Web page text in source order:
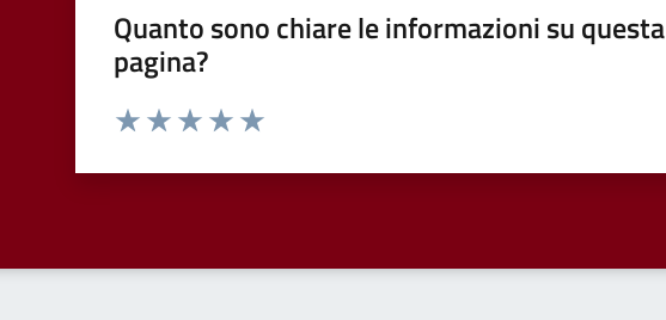
Quanto sono chiare le informazioni su questa
pagina?
Valuta da 1 a 5 stelle la pagina